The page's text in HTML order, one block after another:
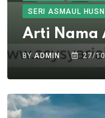
SERI ASMAUL
Arti Nama
BYADMIN 27/